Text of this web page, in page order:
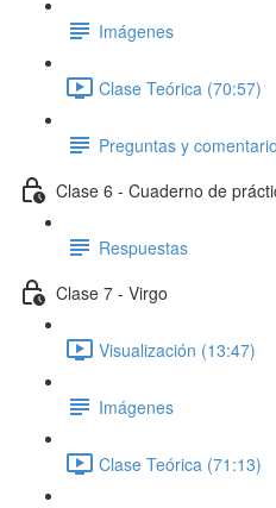
Imágenes
Clase Teórica (70:57)
Preguntas y
Clase 6 - Cuaderno de
Respuestas
Clase 7 - Virgo
Visualización (13:47)
Imágenes
Clase Teórica (71:13)